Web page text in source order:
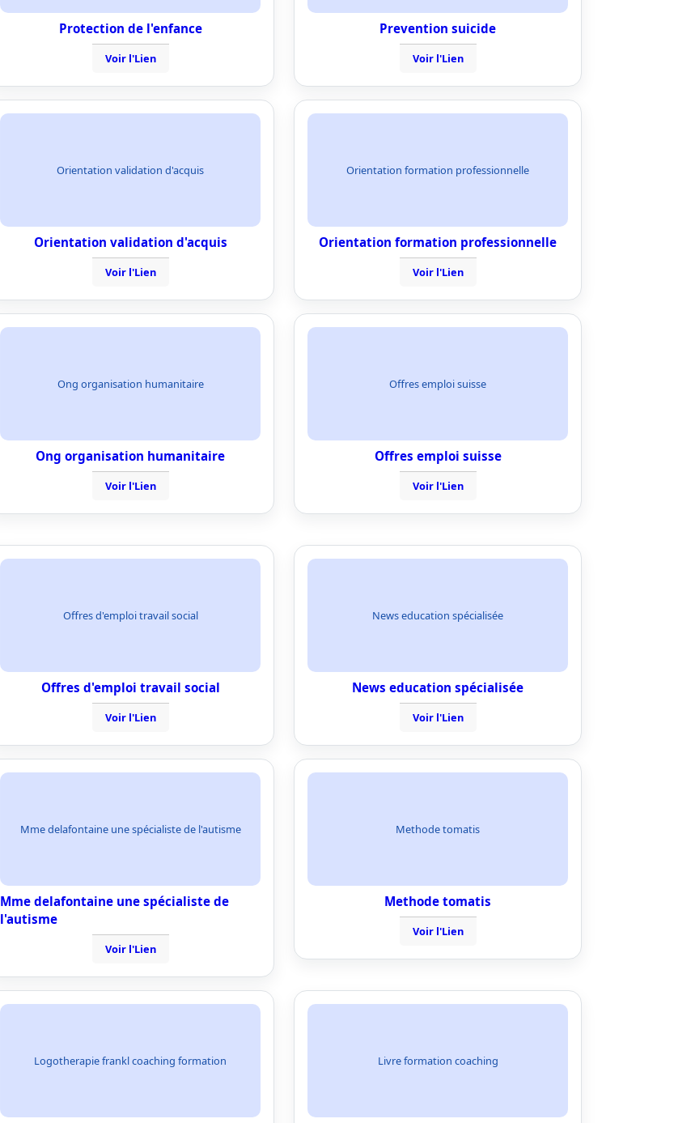
Protection de l'enfance
Voir l'Lien
Prevention suicide
Voir l'Lien
Orientation validation d'acquis
Orientation validation d'acquis
Voir l'Lien
Orientation formation professionnelle
Orientation formation professionnelle
Voir l'Lien
Ong organisation humanitaire
Ong organisation humanitaire
Voir l'Lien
Offres emploi suisse
Offres emploi suisse
Voir l'Lien
Offres d'emploi travail social
Offres d'emploi travail social
Voir l'Lien
News education spécialisée
News education spécialisée
Voir l'Lien
Mme delafontaine une spécialiste de l'autisme
Mme delafontaine une spécialiste de
l'autisme
Voir l'Lien
Methode tomatis
Methode tomatis
Voir l'Lien
Logotherapie frankl coaching formation Livre formation coaching